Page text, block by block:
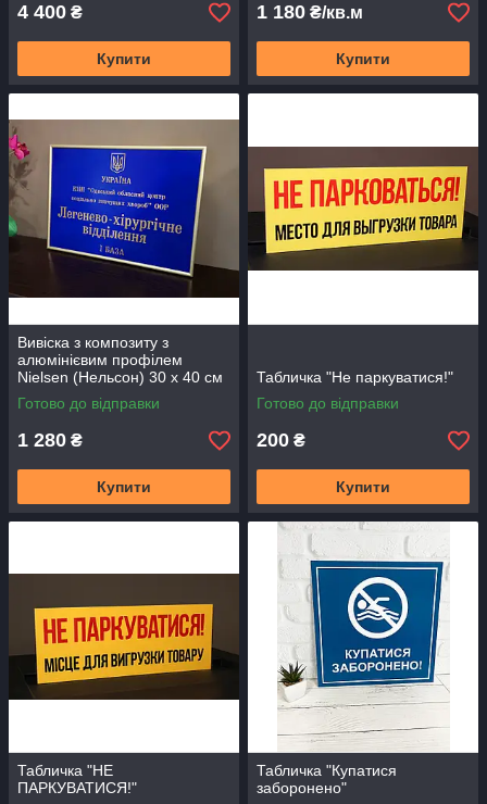
4 400 ₴
Купити
1 180 ₴/кв.м
Купити
Вивіска з композиту з
алюмінієвим профілем
Nielsen (Нельсон) 30 х 40 см
Готово до відправки
1 280 ₴
Купити
Табличка "Не паркуватися!"
Готово до відправки
200 ₴
Купити
Табличка "НЕ
ПАРКУВАТИСЯ!"
Табличка "Купатися
заборонено"